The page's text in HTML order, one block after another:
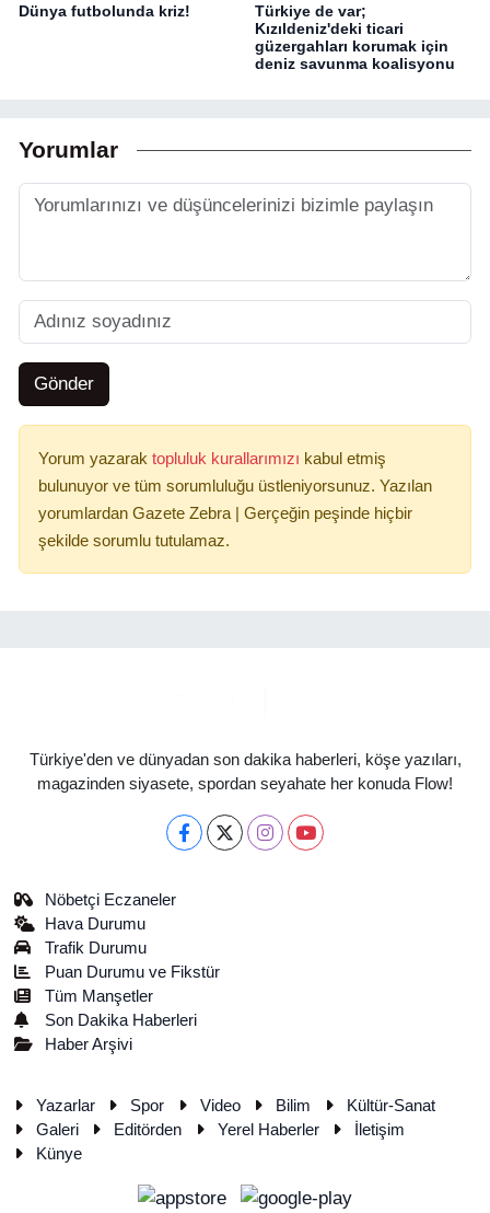
Dünya futbolunda kriz!
Türkiye de var;
Kızıldeniz'deki ticari
güzergahları korumak için
deniz savunma koalisyonu
Yorumlar
Gönder
Yorum yazarak topluluk kurallarımızı kabul etmiş
bulunuyor ve tüm sorumluluğu üstleniyorsunuz. Yazılan
yorumlardan Gazete Zebra | Gerçeğin peşinde hiçbir
şekilde sorumlu tutulamaz.
Türkiye'den ve dünyadan son dakika haberleri, köşe yazıları,
magazinden siyasete, spordan seyahate her konuda Flow!
Nöbetçi Eczaneler
Hava Durumu
Trafik Durumu
Puan Durumu ve Fikstür
Tüm Manşetler
Son Dakika Haberleri
Haber Arşivi
Yazarlar Spor Video Bilim
Kültür-Sanat
Galeri
Editörden Yerel Haberler
İletişim
Künye